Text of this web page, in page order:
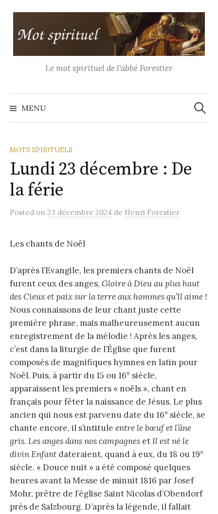
contenu
Le mot spirituel de l'abbé Forestier
MENU
MOTS SPIRITUELS
Lundi 23 décembre : De
la férie
Posted on 23 décembre 2024 de Henri Forestier
Les chants de Noël
D’après l’Evangile, les premiers chants de Noël
furent ceux des anges, Gloire à Dieu au plus haut
des Cieux et paix sur la terre aux hommes qu’Il aime !
Nous connaissons de leur chant juste cette
première phrase, mais malheureusement aucun
enregistrement de la mélodie ! Après les anges,
c’est dans la liturgie de l’Église que furent
composés de magnifiques hymnes en latin pour
Noël. Puis, à partir du 15 ou 16° siècle,
apparaissent les premiers « noëls », chant en
français pour fêter la naissance de Jésus. Le plus
ancien qui nous est parvenu date du 16° siècle, se
chante encore, il s’intitule entre le bœuf et l’âne
gris. Les anges dans nos campagnes etIl est né le
divin Enfant dateraient, quand à eux, du 18 ou 19°
siècle. « Douce nuit » a été composé quelques
heures avant la Messe de minuit 1816 par Josef
Mohr, prêtre de l’église Saint Nicolas d’Obendorf
près de Salzbourg. D’après la légende, il fallait